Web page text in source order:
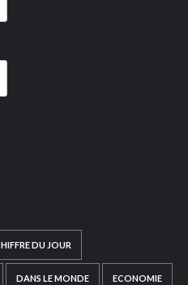
DU JOUR
DANS LE MONDE ECONOMIE